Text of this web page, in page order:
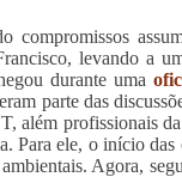
compromissos
levando a
durante uma
parte das
além profissionais
Para ele, o início
Agora,